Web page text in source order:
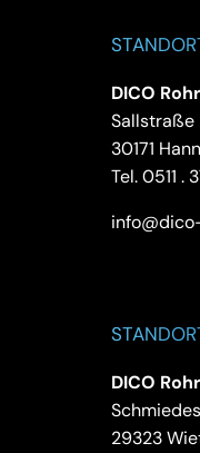
DICO
Sallstraße
30171
Tel.0511 .
DICO
29323